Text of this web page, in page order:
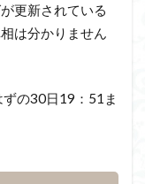
更新されている
は分かりません
ずの30日19 ： 51 ま